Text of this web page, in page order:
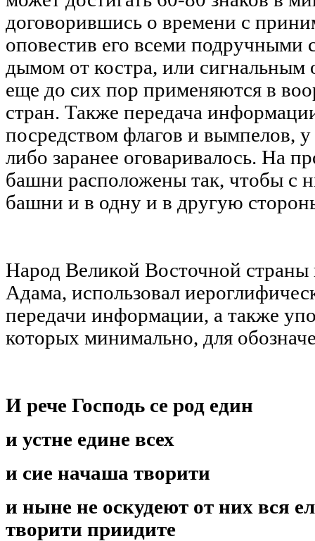
договорившись о времени с
оповестив его всеми подручными
дымом от костра, или
еще до сих пор применяются в
стран. Также передача
посредством флагов и вымпелов,
либо заранее оговаривалось. На
башни расположены так, чтобы с
башни и в одну и в другую
Народ Великой Восточной страны
Адама, использовал
передачи информации, а также
которых минимально, для
И рече Господь се род един
​и устне едине всех
​и сие начаша творити
​и ныне не оскудеют от них вся
творити приидите